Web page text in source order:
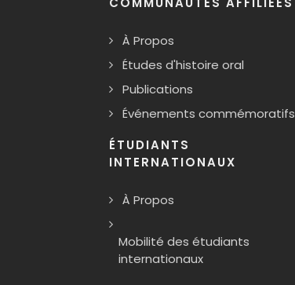
À Propos
Études d'histoire oral
Publications
Événements commémoratifs
ÉTUDIANTS
INTERNATIONAUX
À Propos
Mobilité des étudiants
internationaux